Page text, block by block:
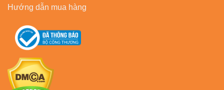
Hướng dẫn mua hàng